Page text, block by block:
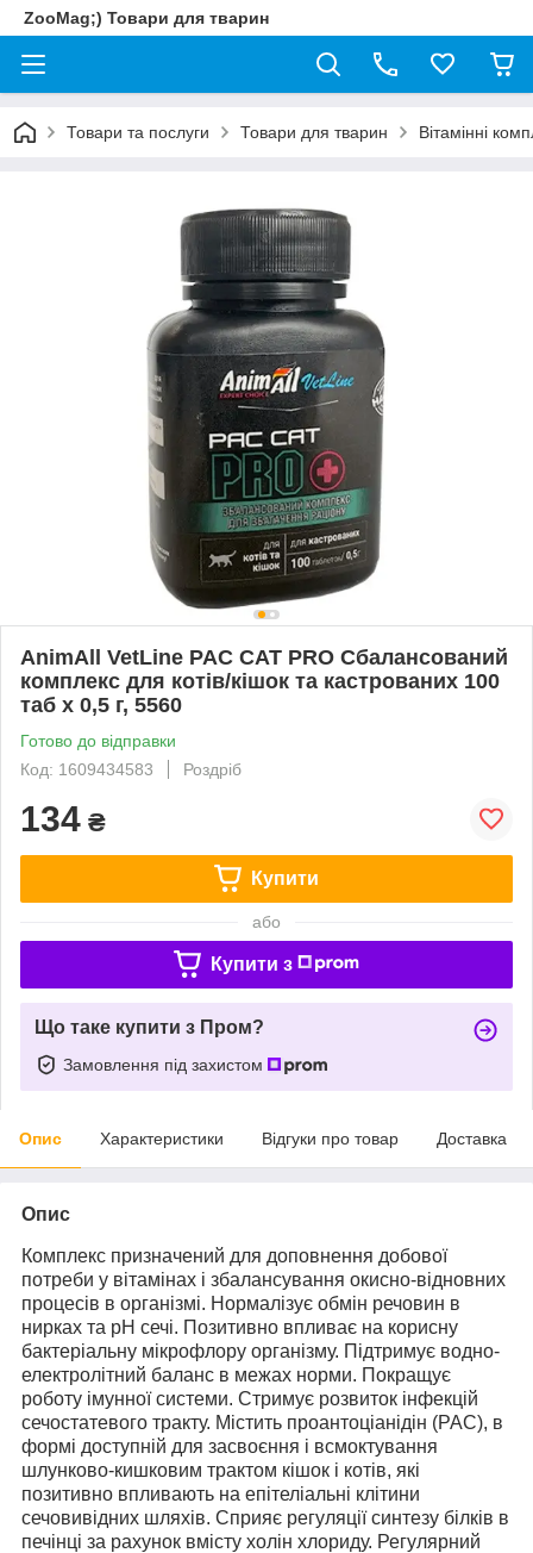
ZooMag;) Товари для тварин
Товари та послуги Товари для тварин Вітамінні
AnimAll VetLine PAC CAT PRO Сбалансований
комплекс для котів/кішок та кастрованих 100
таб х 0,5 г, 5560
Готово до відправки
Код: 1609434583
Роздріб
134 ₴
Купити
або
Купити з
Що таке купити з Пром?
Замовлення під захистом
Опис Характеристики Відгуки про товар Доставка
Опис
Комплекс призначений для доповнення добової
потреби у вітамінах і збалансування окисно-відновних
процесів в організмі. Нормалізує обмін речовин в
нирках та рН сечі. Позитивно впливає на корисну
бактеріальну мікрофлору організму. Підтримує водно-
електролітний баланс в межах норми. Покращує
роботу імунної системи. Стримує розвиток інфекцій
сечостатевого тракту. Містить проантоціанідін (РАС), в
формі доступній для засвоєння і всмоктування
шлунково-кишковим трактом кішок і котів, які
позитивно впливають на епітеліальні клітини
сечовивідних шляхів. Сприяє регуляції синтезу білків в
печінці за рахунок вмісту холін хлориду. Регулярний